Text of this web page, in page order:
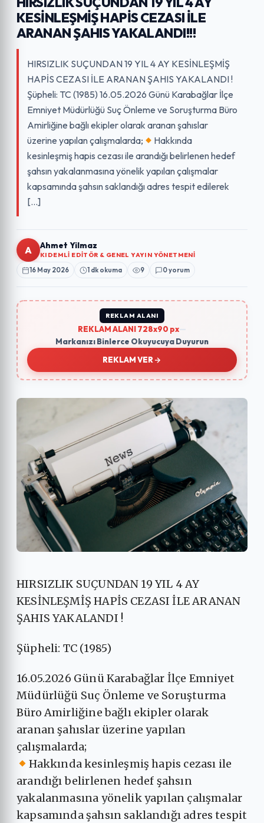
KESİNLEŞMİŞ HAPİS CEZASI İLE
ARANAN ŞAHIS YAKALANDI!!!
HIRSIZLIK SUÇUNDAN 19 YIL 4 AY KESİNLEŞMİŞ
HAPİS CEZASI İLE ARANAN ŞAHIS YAKALANDI !
Şüpheli: TC (1985) 16.05.2026 Günü Karabağlar İlçe
Emniyet Müdürlüğü Suç Önleme ve Soruşturma Büro
Amirliğine bağlı ekipler olarak aranan şahıslar
üzerine yapılan çalışmalarda;
Hakkında
kesinleşmiş hapis cezası ile arandığı belirlenen hedef
şahsın yakalanmasına yönelik yapılan çalışmalar
kapsamında şahsın saklandığı adres tespit edilerek
[…]
A Ahmet Yilmaz
KIDEMLI EDITÖR & GENEL YAYIN YÖNETMENI
16 May 2026 1 dk okuma 9 0 yorum
REKLAM ALANI
REKLAM ALANI 728x90 px
Markanızı Binlerce Okuyucuya Duyurun
REKLAM VER
HIRSIZLIK SUÇUNDAN 19 YIL 4 AY
KESİNLEŞMİŞ HAPİS CEZASI İLE ARANAN
ŞAHIS YAKALANDI !
Şüpheli: TC (1985)
16.05.2026 Günü Karabağlar İlçe Emniyet
Müdürlüğü Suç Önleme ve Soruşturma
Büro Amirliğine bağlı ekipler olarak
aranan şahıslar üzerine yapılan
çalışmalarda;
Hakkında kesinleşmiş hapis cezası ile
arandığı belirlenen hedef şahsın
yakalanmasına yönelik yapılan çalışmalar
kapsamında şahsın saklandığı adres tespit